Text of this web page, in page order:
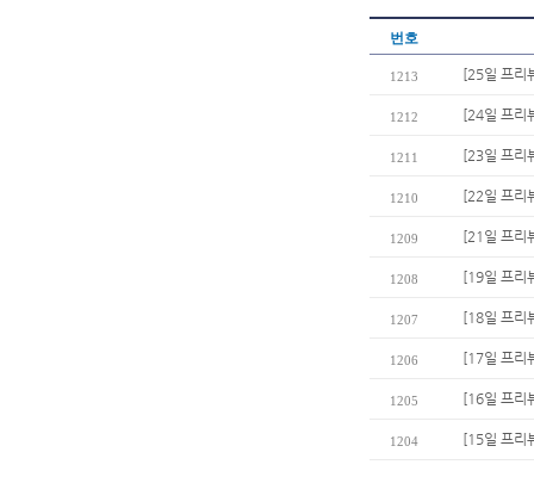
번호
1213 [25일 프리
1212 [24일 프리
1211 [23일 프리
1210 [22일 프리
1209 [21일 프리
1208 [19일 프리
1207 [18일 프리
1206 [17일 프리
1205 [16일 프리
1204 [15일 프리